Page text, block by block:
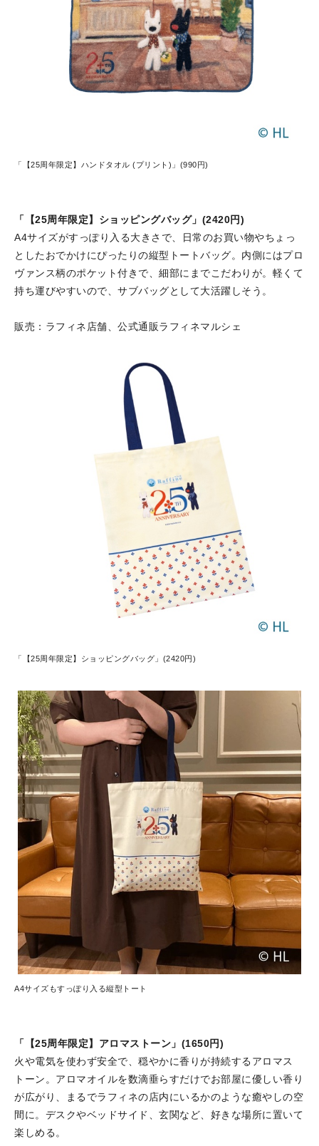
「【25周年限定】ハンドタオル (プリント)」(990円)
「【25周年限定】ショッピングバッグ」(2420円)
A4サイズがすっぽり入る大きさで、日常のお買い物やちょっ
としたおでかけにぴったりの縦型トートバッグ。内側にはプロ
ヴァンス柄のポケット付きで、細部にまでこだわりが。軽くて
持ち運びやすいので、サブバッグとして大活躍しそう。
販売：ラフィネ店舗、公式通販ラフィネマルシェ
「【25周年限定】ショッピングバッグ」(2420円)
A4サイズもすっぽり入る縦型トート
「【25周年限定】アロマストーン」(1650円)
火や電気を使わず安全で、穏やかに香りが持続するアロマス
トーン。アロマオイルを数滴垂らすだけでお部屋に優しい香り
が広がり、まるでラフィネの店内にいるかのような癒やしの空
間に。デスクやベッドサイド、玄関など、好きな場所に置いて
楽しめる。